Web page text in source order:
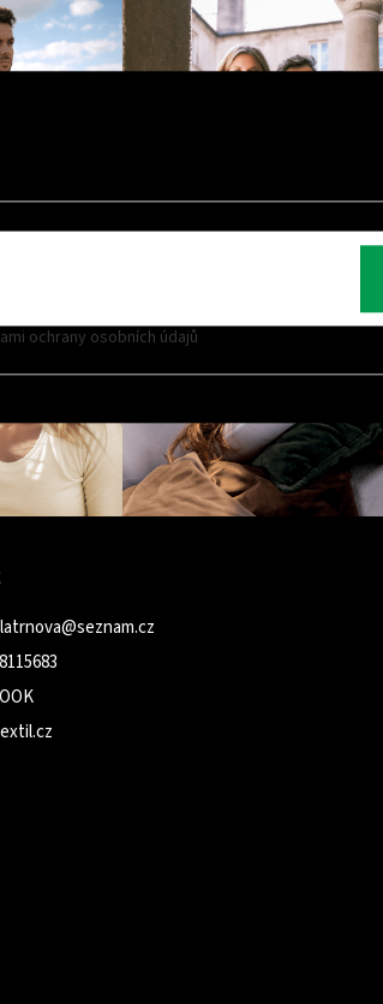
ochrany osobních údajů
@seznam.cz